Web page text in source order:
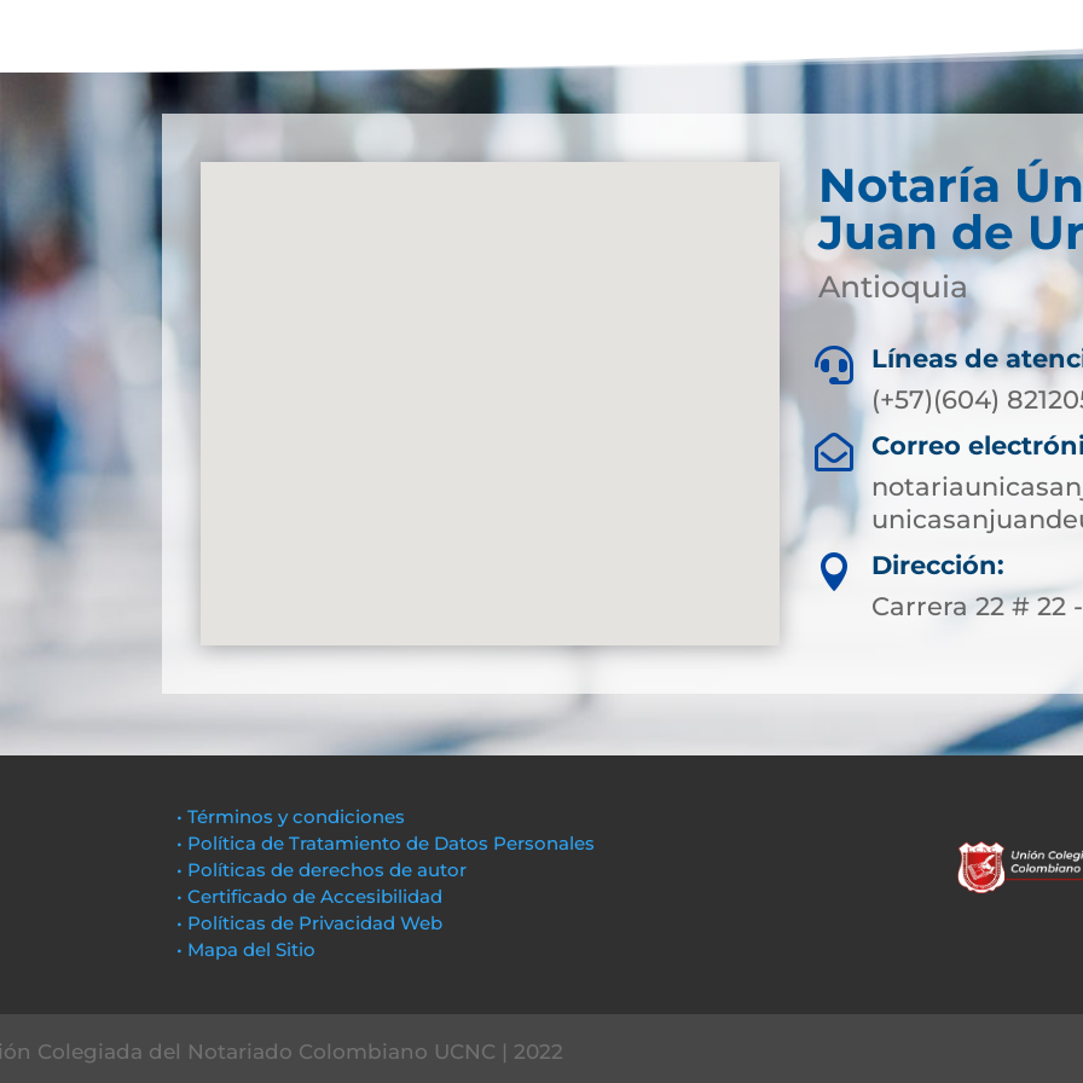
Notaría
Juan de
Antioquia

Líneas de
(+57)(604)

Correo

Dirección:
Carrera 22 # 22
• Términos y condiciones
• Política de Tratamiento de Datos Personales
• Políticas de derechos de autor
• Certificado de Accesibilidad
• Políticas de Privacidad Web
• Mapa del Sitio
Colegiada del Notariado Colombiano UCNC | 2022